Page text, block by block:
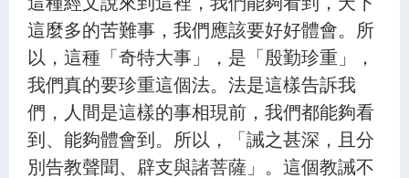
這麼多的苦難事，我們應該要好好體會。所
以，這種「奇特大事」，是「殷勤珍重」，
我們真的要珍重這個法。法是這樣告訴我
們，人間是這樣的事相現前，我們都能夠看
到、能夠體會到。所以，「誡之甚深，且分
別告教聲聞、辟支與諸菩薩」。這個教誡不